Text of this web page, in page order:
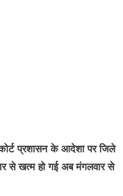
प्रशासन के आदेशा पर जिले
से खत्म हो गई अब मंगलवार से